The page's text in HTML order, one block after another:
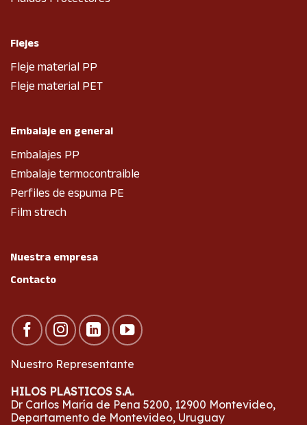
Flejes
Fleje material PP
Fleje material PET
Embalaje en general
Embalajes PP
Embalaje termocontraible
Perfiles de espuma PE
Film strech
Nuestra empresa
Contacto
Nuestro Representante
HILOS PLASTICOS S.A.
Dr Carlos María de Pena 5200, 12900 Montevideo,
Departamento de Montevideo, Uruguay